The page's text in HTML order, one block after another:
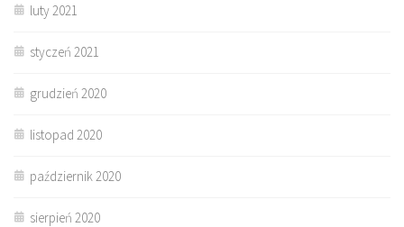
luty 2021
styczeń 2021
grudzień 2020
listopad 2020
październik 2020
sierpień 2020